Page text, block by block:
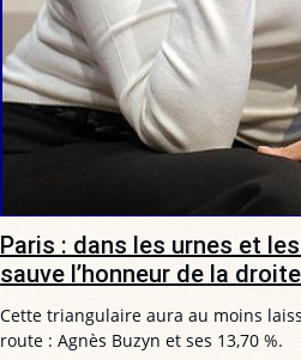
Paris : dans les urnes et
sauve l’honneur de la droite
Cette triangulaire aura au moins
route : Agnès Buzyn et ses 13,70 %.